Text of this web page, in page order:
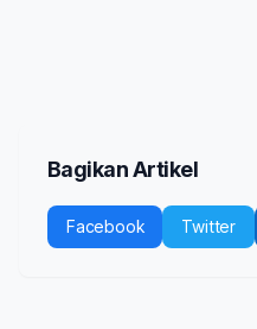
Bagikan Artikel
Facebook Twitter